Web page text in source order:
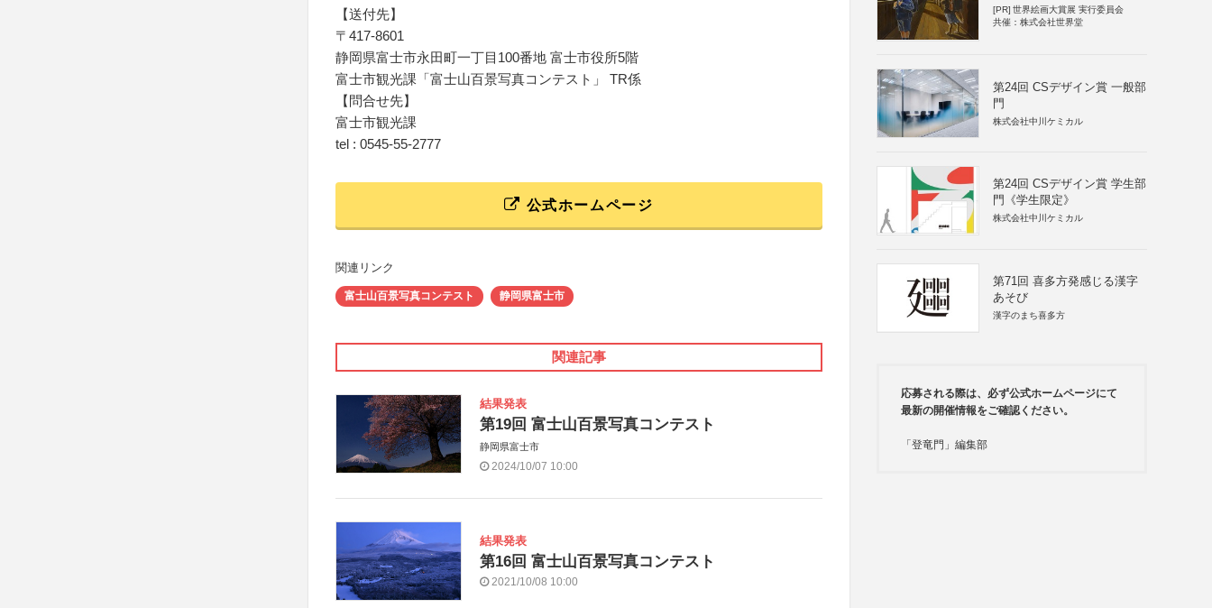
【送付先】
〒417-8601
静岡県富士市永田町一丁目100番地 富士市役所5階
富士市観光課「富士山百景写真コンテスト」 TR係
【問合せ先】
富士市観光課
tel : 0545-55-2777
公式ホームページ
関連リンク
富士山百景写真コンテスト 静岡県富士市
関連記事
結果発表
第19回 富士山百景写真コンテスト
静岡県富士市
2024/10/07 10:00
結果発表
第16回 富士山百景写真コンテスト
2021/10/08 10:00
[PR] 世界絵画大賞展 実行委員会
共催：株式会社世界堂
第24回 CSデザイン賞 一般部
門
株式会社中川ケミカル
第24回 CSデザイン賞 学生部
門《学生限定》
株式会社中川ケミカル
第71回 喜多方発感じる漢字
あそび
漢字のまち喜多方
応募される際は、必ず公式ホームページにて
最新の開催情報をご確認ください。
「登竜門」編集部